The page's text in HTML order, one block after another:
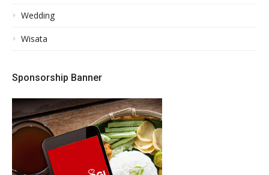
Wedding
Wisata
Sponsorship Banner